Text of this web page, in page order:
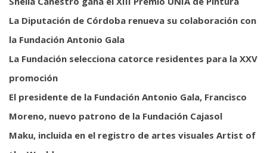
La Diputación de Córdoba renueva su colaboración con
la Fundación Antonio Gala
La Fundación selecciona catorce residentes para la XXV
promoción
El presidente de la Fundación Antonio Gala, Francisco
Moreno, nuevo patrono de la Fundación Cajasol
Maku, incluida en el registro de artes visuales Artist of